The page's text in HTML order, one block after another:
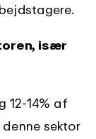
især
12-14% af
sektor